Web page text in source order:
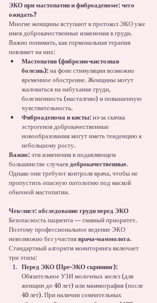
ЭКО при мастопатии и фиброаденоме: чего
ожидать?
Многие женщины вступают в протокол ЭКО уже
имея доброкачественные изменения в груди.
Важно понимать, как гормональная терапия
повлияет на них:
Мастопатия (фиброзно-кистозная
болезнь): на фоне стимуляции возможно
временное обострение. Женщины могут
жаловаться на набухание груди,
болезненность (масталгию) и повышенную
чувствительность.
Фиброаденома и кисты: из-за скачка
эстрогенов доброкачественные
новообразования могут иметь тенденцию к
небольшому росту.
Важно: эти изменения в подавляющем
большинстве случаев доброкачественные.
Однако они требуют контроля врача, чтобы не
пропустить опасную патологию под маской
обычной мастопатии.
Чек-лист: обследование груди перед ЭКО
Безопасность пациента — главный приоритет.
Поэтому профессиональное ведение ЭКО
невозможно без участия врача-маммолога.
Стандартный алгоритм мониторинга включает
три этапа:
Перед ЭКО (Пре-ЭКО скрининг):
Обязательное УЗИ молочных желез (для
женщин до 40 лет) или маммография (после
40 лет). При наличии сомнительных